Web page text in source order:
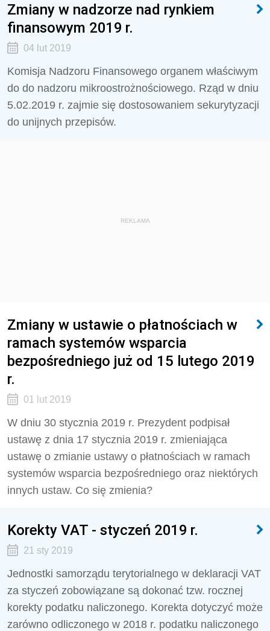
Zmiany w nadzorze nad rynkiem
finansowym 2019 r.
04 lut 2019
Komisja Nadzoru Finansowego organem właściwym
do do nadzoru mikroostrożnościowego. Rząd w dniu
5.02.2019 r. zajmie się dostosowaniem sekurytyzacji
do unijnych przepisów.
REKLAMA
Zmiany w ustawie o płatnościach w
ramach systemów wsparcia
bezpośredniego już od 15 lutego 2019
r.
01 lut 2019
W dniu 30 stycznia 2019 r. Prezydent podpisał
ustawę z dnia 17 stycznia 2019 r. zmieniająca
ustawę o zmianie ustawy o płatnościach w ramach
systemów wsparcia bezpośredniego oraz niektórych
innych ustaw. Co się zmienia?
Korekty VAT - styczeń 2019 r.
21 sty 2019
Jednostki samorządu terytorialnego w deklaracji VAT
za styczeń zobowiązane są dokonać tzw. rocznej
korekty podatku naliczonego. Korekta dotyczyć może
zarówno odliczonego w 2018 r. podatku naliczonego